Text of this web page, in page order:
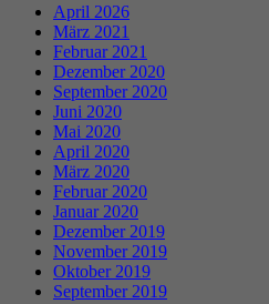
April 2026
März 2021
Februar 2021
Dezember 2020
September 2020
Juni 2020
Mai 2020
April 2020
März 2020
Februar 2020
Januar 2020
Dezember 2019
November 2019
Oktober 2019
September 2019